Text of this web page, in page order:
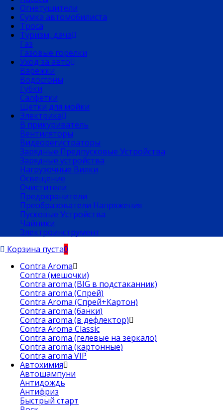
Огнетушители
Сумка автомобилиста
Троса
Туризм, дача
Газ
Газовые горелки
Уход за авто
Варежки
Водосгоны
Губки
Салфетки
Щетки для мойки
Электрика
В прикуриватель
Вентиляторы
Видеорегистраторы
Зарядные Предпусковые Устройства
Зарядные устройства
Нагрузочные Вилки
Освещение
Очистители
Предохранители
Преобразователи Напряжения
Пусковые Устройства
Чайники
Электроинструмент
Корзина пуста0
Contra Aroma
Contra (мешочки)
Contra aroma (BIG в подстаканник)
Contra aroma (Спрей)
Contra Aroma (Спрей+Картон)
Contra aroma (банки)
Contra aroma (в дефлектор)
Contra Aroma Classic
Contra aroma (гелевые на зеркало)
Contra aroma (картонные)
Contra aroma VIP
Автохимия
Автошампуни
Антидождь
Антифриз
Быстрый старт